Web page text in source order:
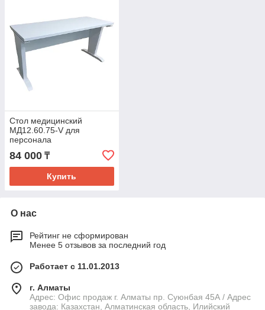
Стол медицинский
МД12.60.75-V для
персонала
84 000 ₸
Купить
О нас
Рейтинг не сформирован
Менее 5 отзывов за последний год
Работает с 11.01.2013
г. Алматы
Адрес: Офис продаж г. Алматы пр. Суюнбая 45А / Адрес
завода: Казахстан, Алматинская область, Илийский